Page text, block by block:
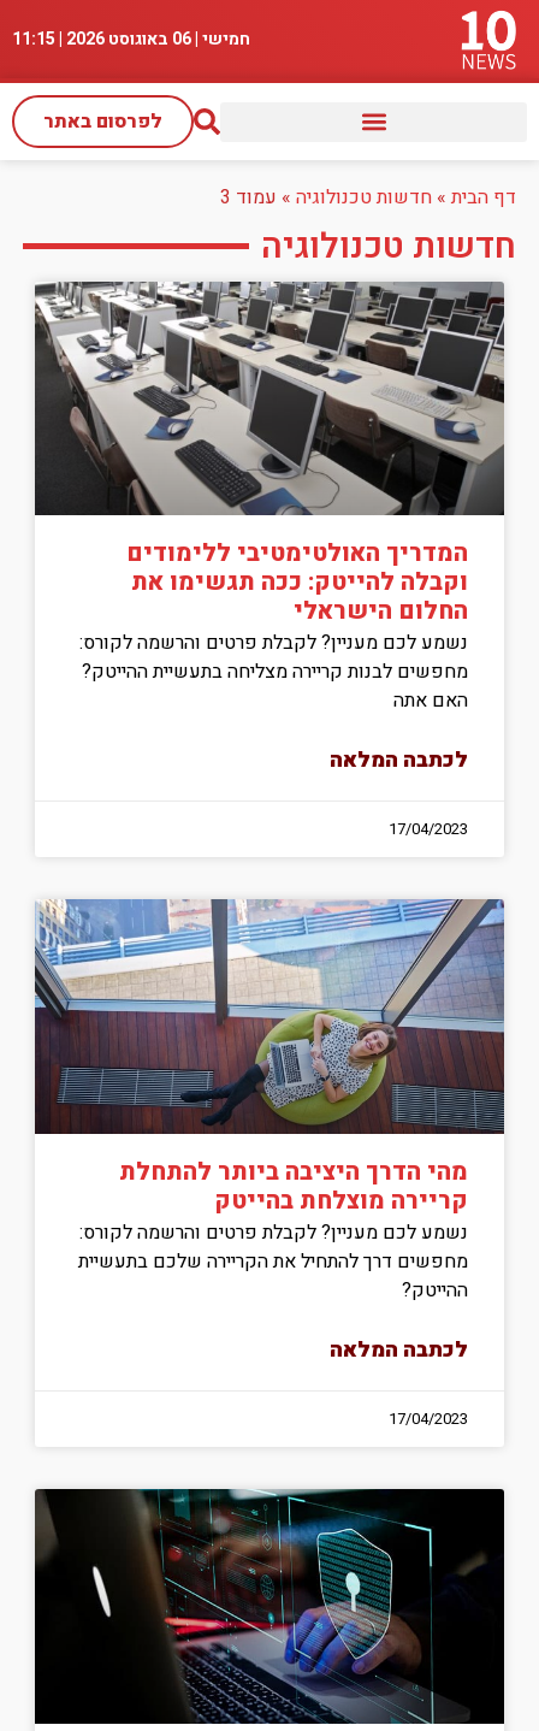
חמישי | 06 באוגוסט 2026 | 11:15
לפרסום באתר
דף הבית» חדשות טכנולוגיה» עמוד 3
חדשות טכנולוגיה
המדריך האולטימטיבי ללימודים
וקבלה להייטק: ככה תגשימו את
החלום הישראלי
נשמע לכם מעניין? לקבלת פרטים והרשמה לקורס:
מחפשים לבנות קריירה מצליחה בתעשיית ההייטק?
האם אתה
לכתבה המלאה
17/04/2023
מהי הדרך היציבה ביותר להתחלת
קריירה מוצלחת בהייטק
נשמע לכם מעניין? לקבלת פרטים והרשמה לקורס:
מחפשים דרך להתחיל את הקריירה שלכם בתעשיית
ההייטק?
לכתבה המלאה
17/04/2023